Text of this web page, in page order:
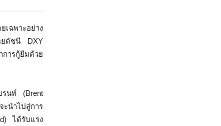
เฉพาะอย่าง
ยดัชนี DXY
ารกู้ยืมด้วย
รนท์ (Brent
ะนำไปสู่การ
ได้รับแรง